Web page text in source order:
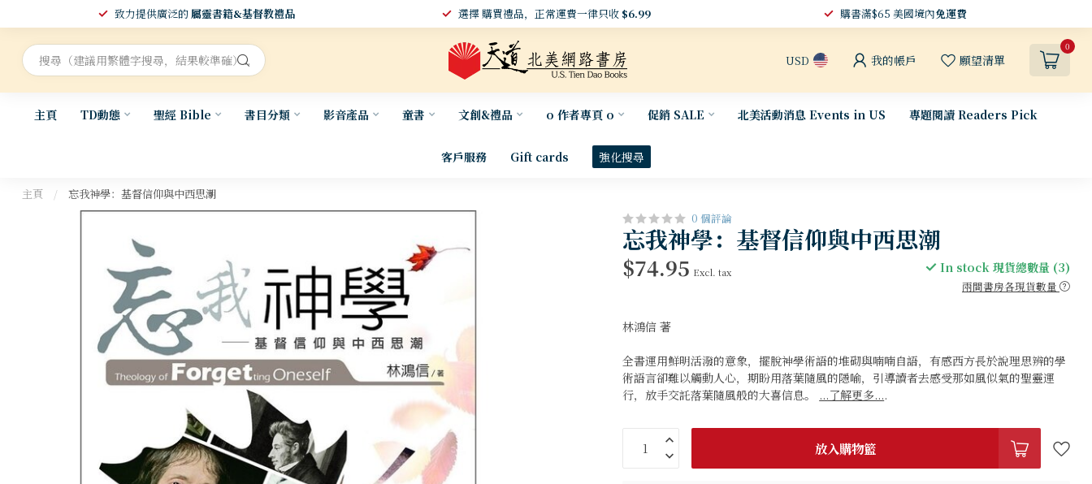
致力提供廣泛的屬靈書籍&基督教禮品 選擇 購買禮品，正常運費一律只收 $6.99 購書滿$65 美國境內免運費
USD 我的帳戶 願望清單
0
主頁 TD動態 聖經 Bible 書目分類 影音產品 童書 文創&禮品 o 作者專頁 o 促銷 SALE 北美活動消息 Events in US 專題閱讀 Readers Pick
客戶服務 Gift cards 強化搜尋
主頁 /
忘我神學：基督信仰與中西思潮
0 個評論
忘我神學：基督信仰與中西思潮
$74.95 Excl. tax In stock 現貨總數量 (3)
兩間書房各現貨數量
林鴻信 著
全書運用鮮明活潑的意象，擺脫神學術語的堆砌與喃喃自語，有感西方長於說理思辨的學
術語言卻難以觸動人心，期盼用落葉隨風的隱喻，引導讀者去感受那如風似氣的聖靈運
行，放手交託落葉隨風般的大喜信息。 ...了解更多....
放入購物籃